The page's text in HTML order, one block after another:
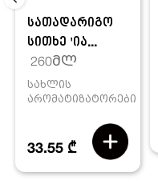
სათადარიგო
სითხე 'ია...
260მლ
სახლის
არომატიზატორები
33.55 ₾